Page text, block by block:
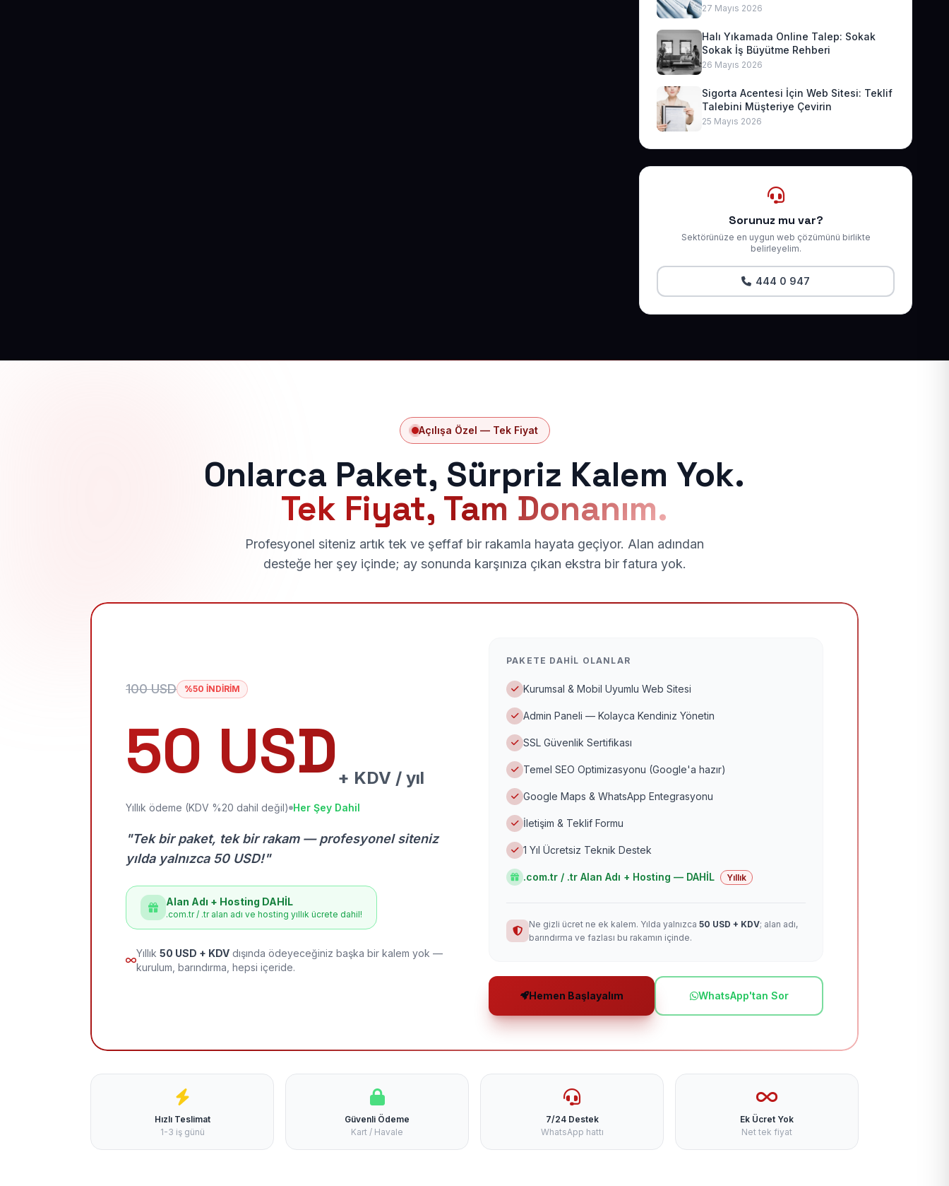
Geliri
27 Mayıs 2026
Halı Yıkamada Online Talep: Sokak
Sokak İş Büyütme Rehberi
26 Mayıs 2026
Sigorta Acentesi İçin Web Sitesi: Teklif
Talebini Müşteriye Çevirin
25 Mayıs 2026
Sorunuz mu var?
Sektörünüze en uygun web çözümünü birlikte
belirleyelim.
444 0 947
Açılışa Özel — Tek Fiyat
Onlarca Paket, Sürpriz Kalem Yok.
Tek Fiyat, Tam Donanım.
Profesyonel siteniz artık tek ve şeffaf bir rakamla hayata geçiyor. Alan adından
desteğe her şey içinde; ay sonunda karşınıza çıkan ekstra bir fatura yok.
100 USD %50 İNDİRİM
50 USD + KDV / yıl
Yıllık ödeme (KDV %20 dahil değil) Her Şey Dahil
"Tek bir paket, tek bir rakam — profesyonel siteniz
yılda yalnızca 50 USD!"
Alan Adı + Hosting DAHİL
.com.tr / .tr alan adı ve hosting yıllık ücrete dahil!
Yıllık 50 USD + KDV dışında ödeyeceğiniz başka bir kalem yok —
kurulum, barındırma, hepsi içeride.
PAKETE DAHIL OLANLAR
Kurumsal & Mobil Uyumlu Web Sitesi
Admin Paneli — Kolayca Kendiniz Yönetin
SSL Güvenlik Sertifikası
Temel SEO Optimizasyonu (Google'a hazır)
Google Maps & WhatsApp Entegrasyonu
İletişim & Teklif Formu
1 Yıl Ücretsiz Teknik Destek
.com.tr / .tr Alan Adı + Hosting — DAHİL Yıllık
Ne gizli ücret ne ek kalem. Yılda yalnızca 50 USD + KDV; alan adı,
barındırma ve fazlası bu rakamın içinde.
Hemen Başlayalım WhatsApp'tan Sor
Hızlı Teslimat
1-3 iş günü
Güvenli Ödeme
Kart / Havale
7/24 Destek
WhatsApp hattı
Ek Ücret Yok
Net tek fiyat